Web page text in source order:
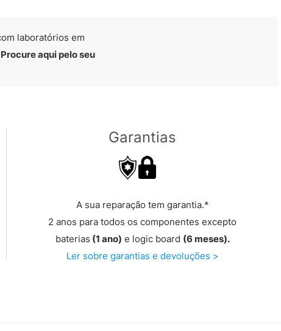
laboratórios em
Procure aqui pelo seu
Garantias
A sua reparação tem garantia.*
2 anos para todos os componentes excepto
baterias (1 ano) e logic board (6 meses).
Ler sobre garantias e devoluções >